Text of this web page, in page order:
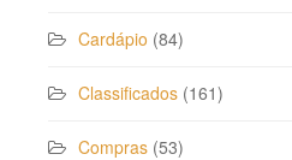
Cardápio (84)
Classificados (161)
Compras (53)